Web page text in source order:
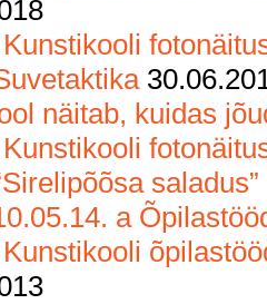
näitab, kuidas
saladus”
a